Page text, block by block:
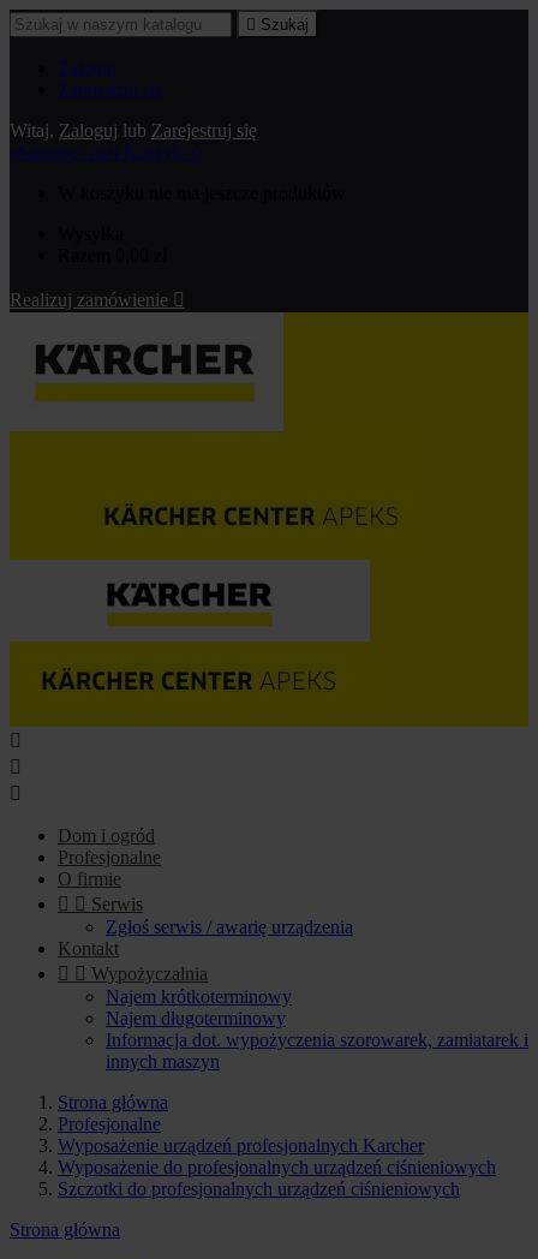
 Szukaj
Zaloguj
Zarejestruj się
Witaj, Zaloguj lub Zarejestruj się
shopping_cart Koszyk: 0
Realizuj zamówienie 



Dom i ogród
Profesjonalne
O firmie
  Serwis
Zgłoś serwis / awarię urządzenia
Kontakt
  Wypożyczalnia
Najem krótkoterminowy
Najem długoterminowy
Informacja dot. wypożyczenia szorowarek, zamiatarek i
innych maszyn
Strona główna
Profesjonalne
Wyposażenie urządzeń profesjonalnych Karcher
Wyposażenie do profesjonalnych urządzeń ciśnieniowych
Szczotki do profesjonalnych urządzeń ciśnieniowych
Strona główna